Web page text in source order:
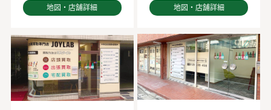
地図・店舗詳細 地図・店舗詳細